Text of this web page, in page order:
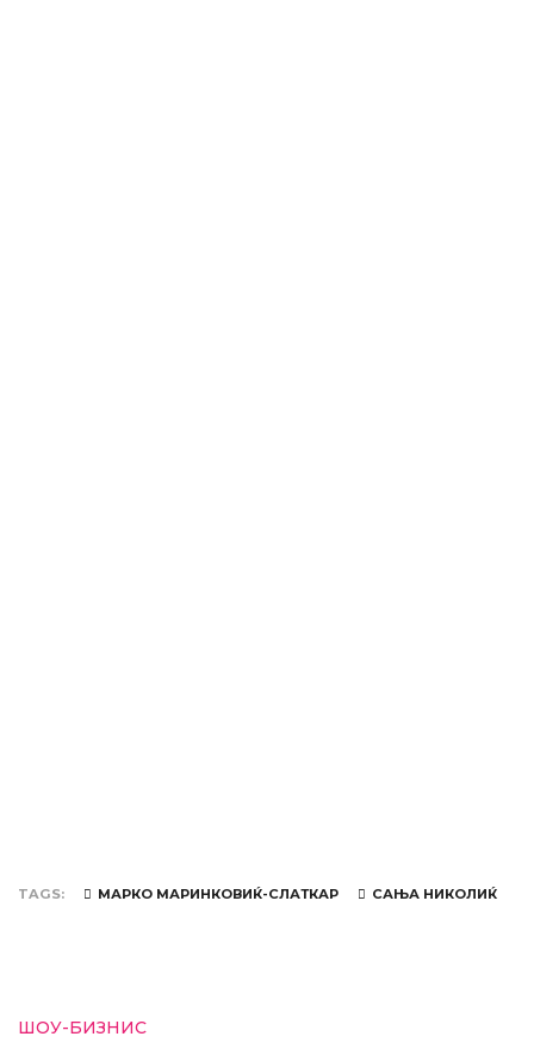
TAGS МАРКО МАРИНКОВИЌ-СЛАТКАР САЊА НИКОЛИЌ
ШОУ-БИЗНИС